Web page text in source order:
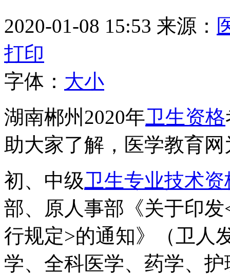
2020-01-08 15:53 来源：
打印
字体： 大小
湖南郴州2020年卫生资格
助大家了解，医学教育
初、中级卫生专业技术
部、原人事部《关于印
行规定>的通知》（卫人
学、全科医学、药学、